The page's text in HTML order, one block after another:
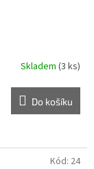
Skladem(3 ks)
Do košíku
Kód: 24